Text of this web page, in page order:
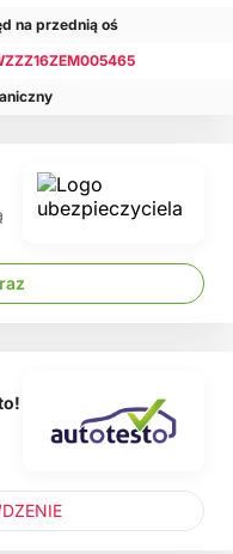
na przednią oś